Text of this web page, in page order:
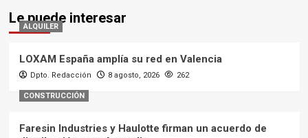
Le puede interesar
ALQUILER
LOXAM España amplía su red en Valencia
Dpto. Redacción 8 agosto, 2026 262
CONSTRUCCIÓN
Faresin Industries y Haulotte firman un acuerdo de